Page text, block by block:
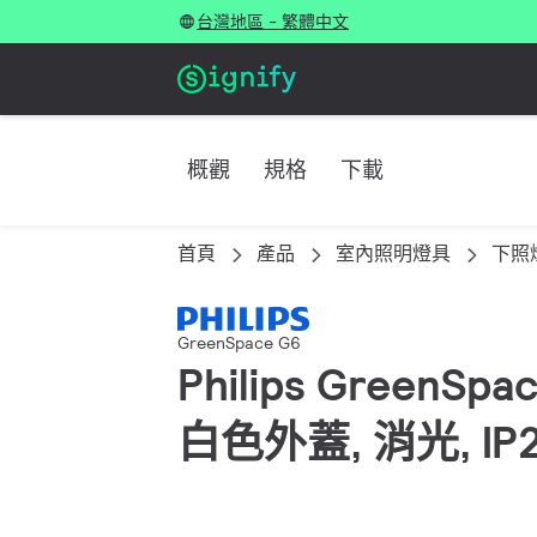
台灣地區 - 繁體中文
概觀 規格 下載
首頁 產品 室內照明燈具 下照
GreenSpace G6
Philips
白色外蓋, 消光,